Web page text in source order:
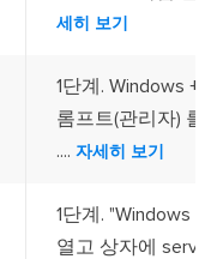
세히 보기
1단계. Windows
롬프트(관리자)
.... 자세히 보기
1단계. "Windows
열고 상자에